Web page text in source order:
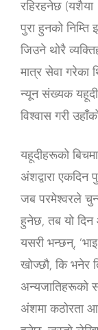
रहिरहनेछ (यशैया
पुरा हुनको निम्ति
जिउने थोरै
मात्र सेवा गरेका
न्यून संख्यक
विश्‍वास गरी
यहूदीहरूको
अंशद्वारा एकदिन
जब परमेश्‍वरले
हुनेछ, तब यो
यसरी भन्छन्,
खोज्‍छौ, कि भनेर
अन्‍यजातिहरूको
अंशमा कठोरता